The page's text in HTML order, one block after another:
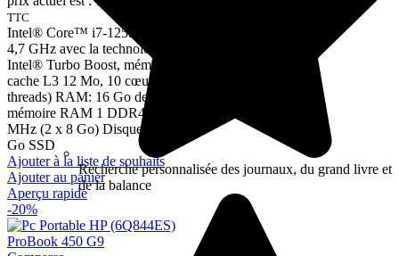
Recherche personnalisée des journaux, du grand livre et
de la balance
TTC
Intel® Core™ i7-1255U (jusqu’à
4,7 GHz avec la technologie
Intel® Turbo Boost, mémoire
cache L3 12 Mo, 10 cœurs, 12
threads) RAM: 16 Go de
mémoire RAM 1 DDR4-3200
MHz (2 x 8 Go) Disque dur: 512
Go SSD
Ajouter à la liste de souhaits
Ajouter au panier
Aperçu rapide
-20%